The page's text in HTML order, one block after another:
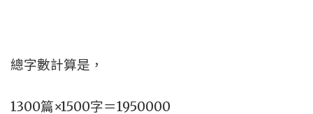
總字數計算是，
1300篇×1500字＝1950000